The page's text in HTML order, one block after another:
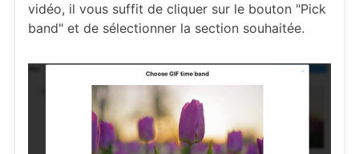
vidéo, il vous suffit de cliquer sur le bouton "Pick
band" et de sélectionner la section souhaitée.